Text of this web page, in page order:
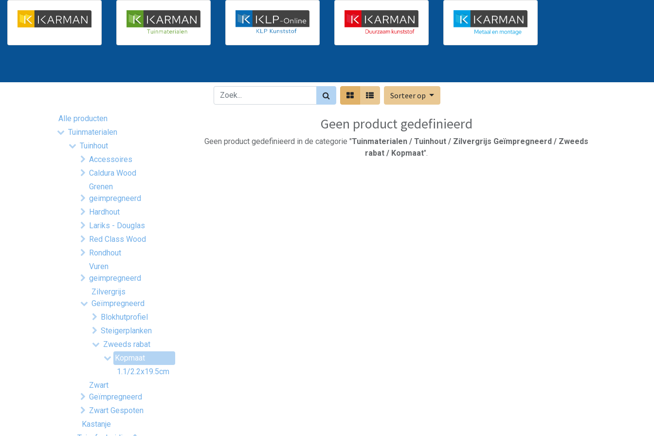
Sorteer op
Alle producten
Tuinmaterialen
Tuinhout
Accessoires
Caldura Wood
Grenen
geimpregneerd
Hardhout
Lariks - Douglas
Red Class Wood
Rondhout
Vuren
geimpregneerd
Zilvergrijs
Geïmpregneerd
Blokhutprofiel
Steigerplanken
Zweeds rabat
Kopmaat
1.1/2.2x19.5cm
Zwart
Geïmpregneerd
Zwart Gespoten
Kastanje
Geen product gedefinieerd
Geen product gedefinieerd in de categorie "Tuinmaterialen / Tuinhout / Zilvergrijs Geïmpregneerd / Zweeds
rabat / Kopmaat".